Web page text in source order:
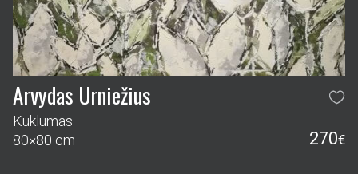
Arvydas Urniežius
Kuklumas
80×80 cm
270€